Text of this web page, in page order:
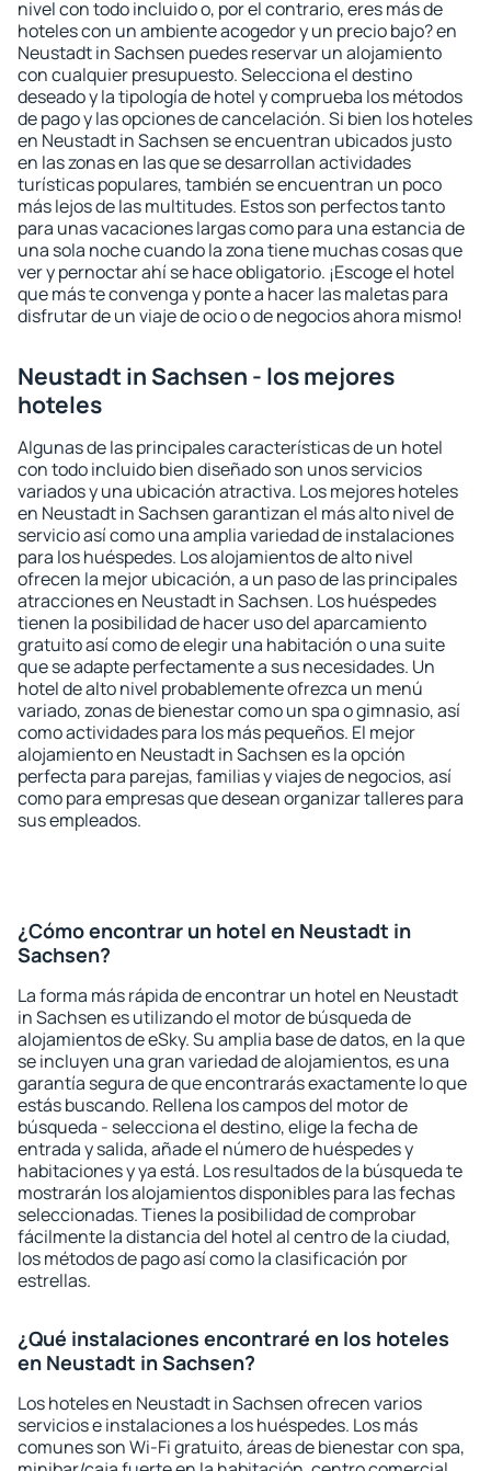
nivel con todo incluido o, por el contrario, eres más de
hoteles con un ambiente acogedor y un precio bajo? en
Neustadt in Sachsen puedes reservar un alojamiento
con cualquier presupuesto. Selecciona el destino
deseado y la tipología de hotel y comprueba los métodos
de pago y las opciones de cancelación. Si bien los hoteles
en Neustadt in Sachsen se encuentran ubicados justo
en las zonas en las que se desarrollan actividades
turísticas populares, también se encuentran un poco
más lejos de las multitudes. Estos son perfectos tanto
para unas vacaciones largas como para una estancia de
una sola noche cuando la zona tiene muchas cosas que
ver y pernoctar ahí se hace obligatorio. ¡Escoge el hotel
que más te convenga y ponte a hacer las maletas para
disfrutar de un viaje de ocio o de negocios ahora mismo!
Neustadt in Sachsen - los mejores
hoteles
Algunas de las principales características de un hotel
con todo incluido bien diseñado son unos servicios
variados y una ubicación atractiva. Los mejores hoteles
en Neustadt in Sachsen garantizan el más alto nivel de
servicio así como una amplia variedad de instalaciones
para los huéspedes. Los alojamientos de alto nivel
ofrecen la mejor ubicación, a un paso de las principales
atracciones en Neustadt in Sachsen. Los huéspedes
tienen la posibilidad de hacer uso del aparcamiento
gratuito así como de elegir una habitación o una suite
que se adapte perfectamente a sus necesidades. Un
hotel de alto nivel probablemente ofrezca un menú
variado, zonas de bienestar como un spa o gimnasio, así
como actividades para los más pequeños. El mejor
alojamiento en Neustadt in Sachsen es la opción
perfecta para parejas, familias y viajes de negocios, así
como para empresas que desean organizar talleres para
sus empleados.
¿Cómo encontrar un hotel en Neustadt in
Sachsen?
La forma más rápida de encontrar un hotel en Neustadt
in Sachsen es utilizando el motor de búsqueda de
alojamientos de eSky. Su amplia base de datos, en la que
se incluyen una gran variedad de alojamientos, es una
garantía segura de que encontrarás exactamente lo que
estás buscando. Rellena los campos del motor de
búsqueda - selecciona el destino, elige la fecha de
entrada y salida, añade el número de huéspedes y
habitaciones y ya está. Los resultados de la búsqueda te
mostrarán los alojamientos disponibles para las fechas
seleccionadas. Tienes la posibilidad de comprobar
fácilmente la distancia del hotel al centro de la ciudad,
los métodos de pago así como la clasificación por
estrellas.
¿Qué instalaciones encontraré en los hoteles
en Neustadt in Sachsen?
Los hoteles en Neustadt in Sachsen ofrecen varios
servicios e instalaciones a los huéspedes. Los más
comunes son Wi-Fi gratuito, áreas de bienestar con spa,